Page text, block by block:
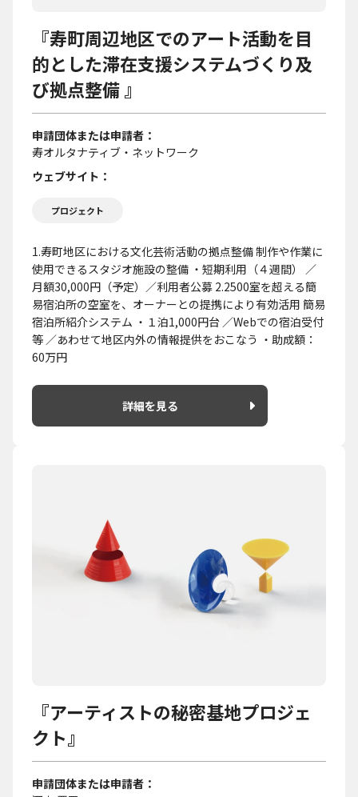
『寿町周辺地区でのアート活動を目
的とした滞在支援システムづくり及
び拠点整備 』
申請団体または申請者
寿オルタナティブ・ネットワーク
ウェブサイト
プロジェクト
1.寿町地区における文化芸術活動の拠点整備 制作や作業に
使用できるスタジオ施設の整備 ・短期利用（４週間） ／
月額30,000円（予定）／利用者公募 2.2500室を超える簡
易宿泊所の空室を、オーナーとの提携により有効活用 簡易
宿泊所紹介システム ・１泊1,000円台 ／Webでの宿泊受付
等 ／あわせて地区内外の情報提供をおこなう ・助成額：
60万円
詳細を見る
『アーティストの秘密基地プロジェ
クト』
申請団体または申請者